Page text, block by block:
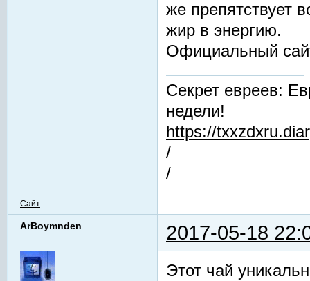
же препятствует
жир в энергию.
Официальный
Секрет евреев:
недели!
https://
/
/
Сайт
ArBoymnden 2017-05-18
Этот чай